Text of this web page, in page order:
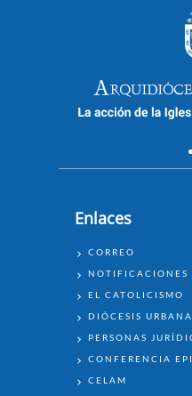
Enlaces
ENLACES
CORREO
NOTIFICACIONES
EL CATOLICISMO
DIÓCESIS
PERSONAS
CONFERENCIA
CELAM